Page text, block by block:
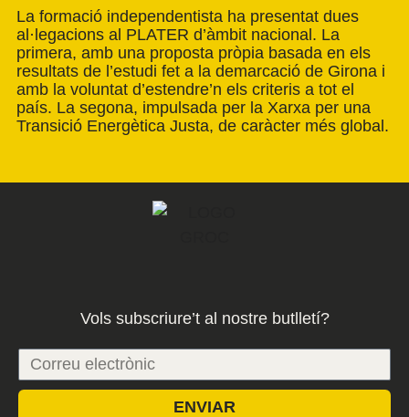
La formació independentista ha presentat dues
al·legacions al PLATER d’àmbit nacional. La
primera, amb una proposta pròpia basada en els
resultats de l’estudi fet a la demarcació de Girona i
amb la voluntat d’estendre’n els criteris a tot el
país. La segona, impulsada per la Xarxa per una
Transició Energètica Justa, de caràcter més global.
Vols subscriure’t al nostre butlletí?
ENVIAR